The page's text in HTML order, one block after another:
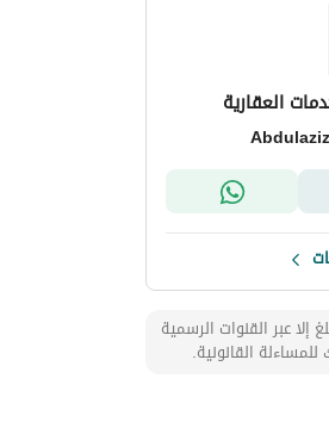
العقارية
إلا عبر القنوات الرسمية
القانونية.